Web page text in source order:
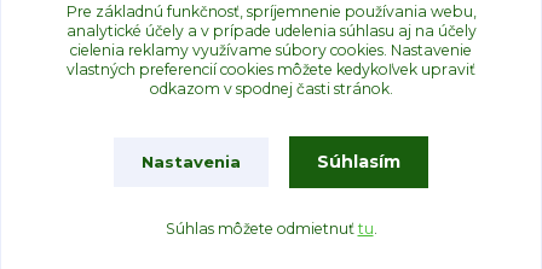
obchodovaní s rastlinami
Upravit sběr cookies.
Vytvorené na Eshop-rychlo.sk
Pre základnú funkčnosť, spríjemnenie používania webu,
analytické účely a v prípade udelenia súhlasu aj na účely
cielenia reklamy využívame súbory cookies. Nastavenie
vlastných preferencií cookies môžete kedykoľvek upraviť
odkazom v spodnej časti stránok.
Nastavenia Súhlasím
Súhlas môžete odmietnuť tu